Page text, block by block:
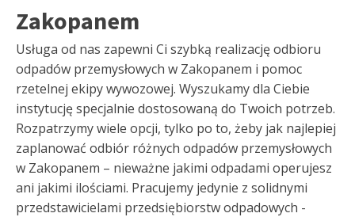
Zakopanem
Usługa od nas zapewni Ci szybką realizację odbioru
odpadów przemysłowych w Zakopanem i pomoc
rzetelnej ekipy wywozowej. Wyszukamy dla Ciebie
instytucję specjalnie dostosowaną do Twoich potrzeb.
Rozpatrzymy wiele opcji, tylko po to, żeby jak najlepiej
zaplanować odbiór różnych odpadów przemysłowych
w Zakopanem – nieważne jakimi odpadami operujesz
ani jakimi ilościami. Pracujemy jedynie z solidnymi
przedstawicielami przedsiębiorstw odpadowych -